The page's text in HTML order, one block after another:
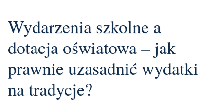
Wydarzenia szkolne a
dotacja oświatowa – jak
prawnie uzasadnić wydatki
na tradycje?